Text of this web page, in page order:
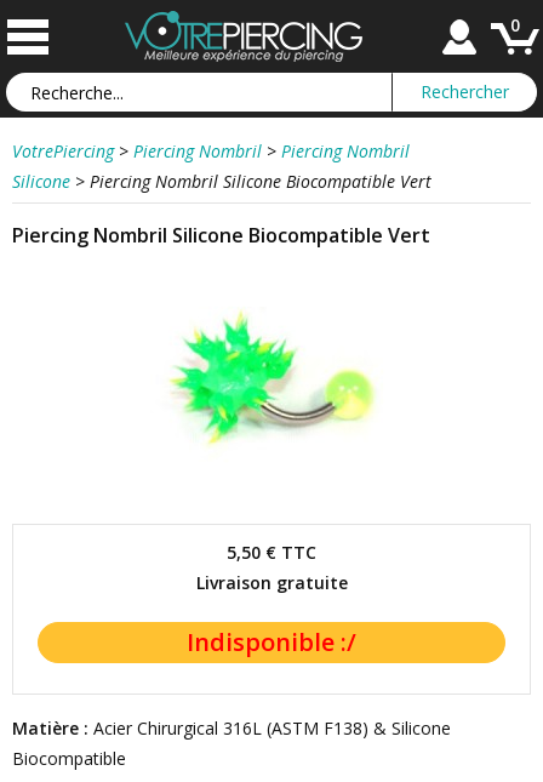
0
VotrePiercing > Piercing Nombril > Piercing Nombril
Silicone > Piercing Nombril Silicone Biocompatible Vert
Piercing Nombril Silicone Biocompatible Vert
5,50 € TTC
Livraison gratuite
Matière : Acier Chirurgical 316L (ASTM F138) & Silicone
Biocompatible